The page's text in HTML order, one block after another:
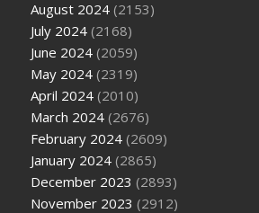
August 2024 (2153)
July 2024 (2168)
June 2024 (2059)
May 2024 (2319)
April 2024 (2010)
March 2024 (2676)
February 2024 (2609)
January 2024 (2865)
December 2023 (2893)
November 2023 (2912)